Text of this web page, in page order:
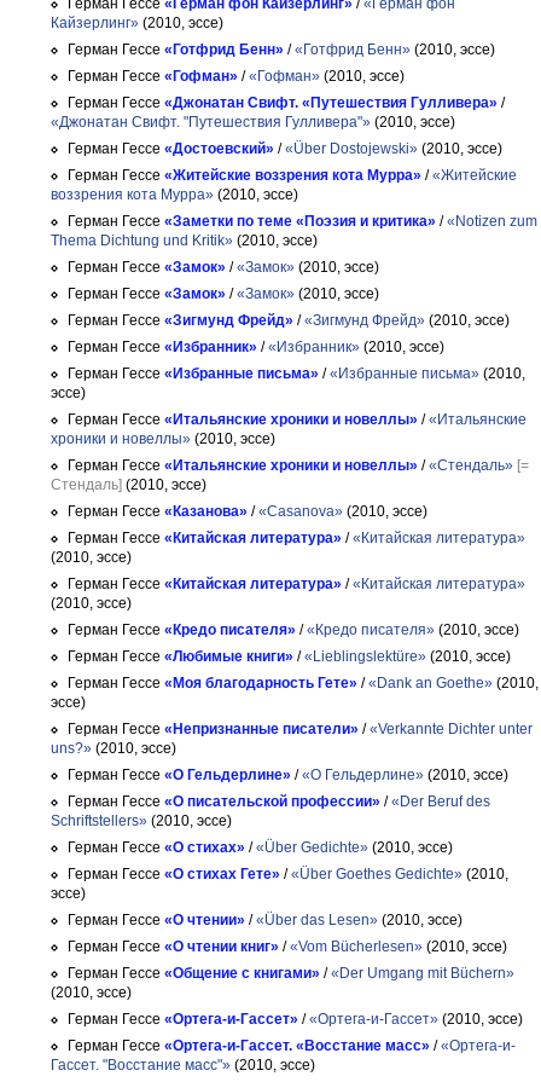
Герман Гессе «Герман фон Кайзерлинг» / «Герман фон
Кайзерлинг» (2010, эссе)
Герман Гессе «Готфрид Бенн» /«Готфрид Бенн» (2010, эссе)
Герман Гессе «Гофман» /«Гофман» (2010, эссе)
Герман Гессе «Джонатан Свифт. «Путешествия Гулливера» /
«Джонатан Свифт. "Путешествия Гулливера"» (2010, эссе)
Герман Гессе «Достоевский» /«Über Dostojewski» (2010, эссе)
Герман Гессе «Житейские воззрения кота Мурра» /«Житейские
воззрения кота Мурра» (2010, эссе)
Герман Гессе «Заметки по теме «Поэзия и критика» /«Notizen zum
Thema Dichtung und Kritik» (2010, эссе)
Герман Гессе «Замок» /«Замок» (2010, эссе)
Герман Гессе «Замок» /«Замок» (2010, эссе)
Герман Гессе «Зигмунд Фрейд» /«Зигмунд Фрейд» (2010, эссе)
Герман Гессе «Избранник» /«Избранник» (2010, эссе)
Герман Гессе «Избранные письма» /«Избранные письма» (2010,
эссе)
Герман Гессе «Итальянские хроники и новеллы» /«Итальянские
хроники и новеллы» (2010, эссе)
Герман Гессе «Итальянские хроники и новеллы» /«Стендаль» [=
Стендаль] (2010, эссе)
Герман Гессе «Казанова» /«Casanova» (2010, эссе)
Герман Гессе «Китайская литература» /«Китайская литература»
(2010, эссе)
Герман Гессе «Китайская литература» /«Китайская литература»
(2010, эссе)
Герман Гессе «Кредо писателя» /«Кредо писателя» (2010, эссе)
Герман Гессе «Любимые книги» /«Lieblingslektüre» (2010, эссе)
Герман Гессе «Моя благодарность Гете» /«Dank an Goethe» (2010,
эссе)
Герман Гессе «Непризнанные писатели» /«Verkannte Dichter unter
uns?» (2010, эссе)
Герман Гессе «О Гельдерлине» /«О Гельдерлине» (2010, эссе)
Герман Гессе «О писательской профессии» /«Der Beruf des
Schriftstellers» (2010, эссе)
Герман Гессе «О стихах» /«Über Gedichte» (2010, эссе)
Герман Гессе «О стихах Гете» /«Über Goethes Gedichte» (2010,
эссе)
Герман Гессе «О чтении» /«Über das Lesen» (2010, эссе)
Герман Гессе «О чтении книг» /«Vom Bücherlesen» (2010, эссе)
Герман Гессе «Общение с книгами» /«Der Umgang mit Büchern»
(2010, эссе)
Герман Гессе «Ортега-и-Гассет» /«Ортега-и-Гассет» (2010, эссе)
Герман Гессе «Ортега-и-Гассет. «Восстание масс» /«Ортега-и-
Гассет. "Восстание масс"» (2010, эссе)